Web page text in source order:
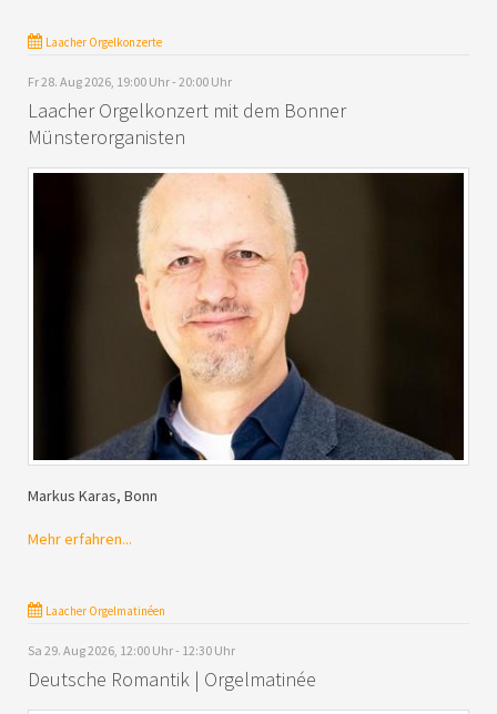
Laacher Orgelkonzerte
Fr 28. Aug 2026, 19:00 Uhr - 20:00 Uhr
Laacher Orgelkonzert mit dem Bonner
Münsterorganisten
Markus Karas, Bonn
Mehr erfahren...
Laacher Orgelmatinéen
Sa 29. Aug 2026, 12:00 Uhr - 12:30 Uhr
Deutsche Romantik | Orgelmatinée